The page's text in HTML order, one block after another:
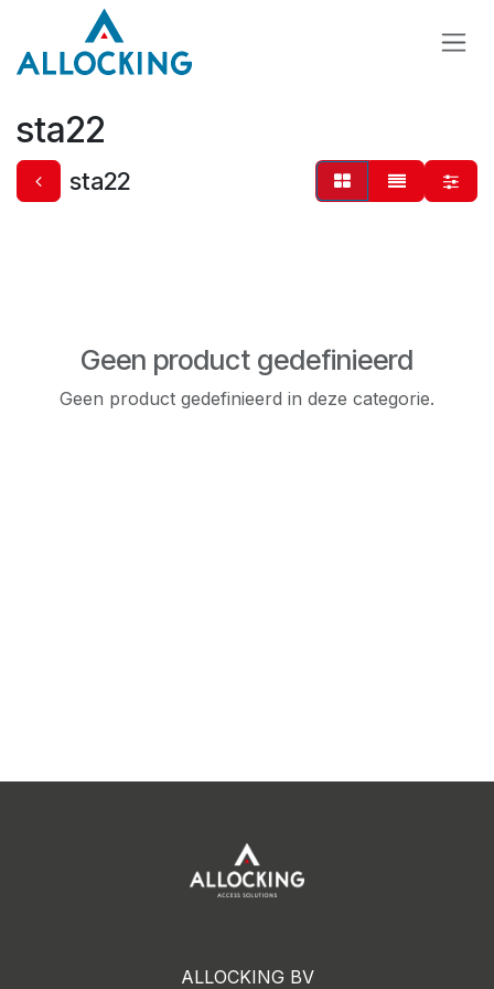
Overslaan naar inhoud
sta22
sta22
Geen product gedefinieerd
Geen product gedefinieerd in deze categorie.
ALLOCKING BV